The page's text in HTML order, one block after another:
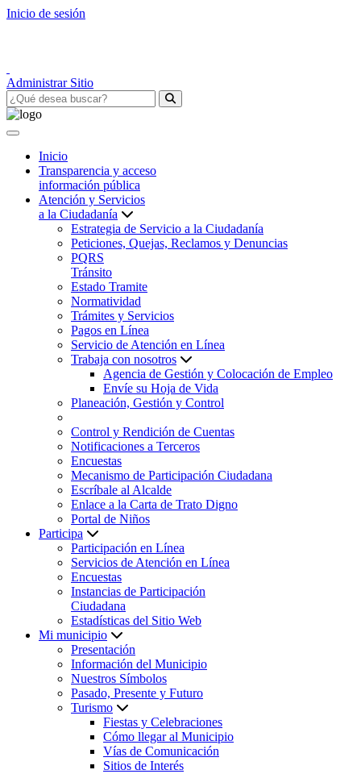
Inicio de sesión
Administrar Sitio
Inicio
Transparencia y acceso
información pública
Atención y Servicios
a la Ciudadanía
Estrategia de Servicio a la Ciudadanía
Peticiones, Quejas, Reclamos y Denuncias
PQRS
Tránsito
Estado Tramite
Normatividad
Trámites y Servicios
Pagos en Línea
Servicio de Atención en Línea
Trabaja con nosotros
Agencia de Gestión y Colocación de Empleo
Envíe su Hoja de Vida
Planeación, Gestión y Control
Control y Rendición de Cuentas
Notificaciones a Terceros
Encuestas
Mecanismo de Participación Ciudadana
Escríbale al Alcalde
Enlace a la Carta de Trato Digno
Portal de Niños
Participa
Participación en Línea
Servicios de Atención en Línea
Encuestas
Instancias de Participación
Ciudadana
Estadísticas del Sitio Web
Mi municipio
Presentación
Información del Municipio
Nuestros Símbolos
Pasado, Presente y Futuro
Turismo
Fiestas y Celebraciones
Cómo llegar al Municipio
Vías de Comunicación
Sitios de Interés